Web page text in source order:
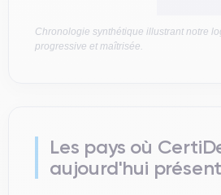
Chronologie synthétique illustrant notre
progressive et maîtrisée.
Les pays où
aujourd'hui